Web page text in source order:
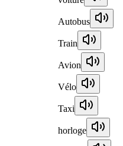
Autobus
Train
Avion
Vélo
Taxi
horloge